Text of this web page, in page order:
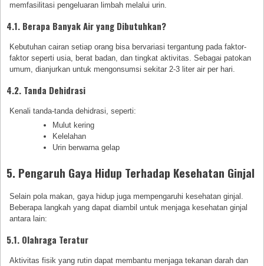
memfasilitasi pengeluaran limbah melalui urin.
4.1. Berapa Banyak Air yang Dibutuhkan?
Kebutuhan cairan setiap orang bisa bervariasi tergantung pada faktor-
faktor seperti usia, berat badan, dan tingkat aktivitas. Sebagai patokan
umum, dianjurkan untuk mengonsumsi sekitar 2-3 liter air per hari.
4.2. Tanda Dehidrasi
Kenali tanda-tanda dehidrasi, seperti:
Mulut kering
Kelelahan
Urin berwarna gelap
5. Pengaruh Gaya Hidup Terhadap Kesehatan Ginjal
Selain pola makan, gaya hidup juga mempengaruhi kesehatan ginjal.
Beberapa langkah yang dapat diambil untuk menjaga kesehatan ginjal
antara lain:
5.1. Olahraga Teratur
Aktivitas fisik yang rutin dapat membantu menjaga tekanan darah dan